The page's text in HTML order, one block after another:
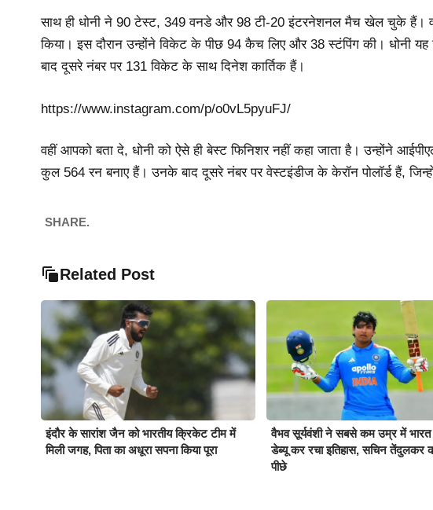
साथ ही धोनी ने 90 टेस्ट, 349 वनडे और 98 टी-20 इंटरनेशनल मैच खेल चुके हैं।
किया। इस दौरान उन्होंने विकेट के पीछ 94 कैच लिए और 38 स्टंपिंग की। धोनी
बाद दूसरे नंबर पर 131 विकेट के साथ दिनेश कार्तिक हैं।
https://www.instagram.com/p/o0vL5pyuFJ/
वहीं आपको बता दे, धोनी को ऐसे ही बेस्ट फिनिशर नहीं कहा जाता है। उन्होंने
कुल 564 रन बनाए हैं। उनके बाद दूसरे नंबर पर वेस्टइंडीज के केरॉन पोलॉर्ड हैं,
SHARE.
Related Post
इंदौर के सारांश जैन को भारतीय क्रिकेट टीम में
मिली जगह, पिता का अधूरा सपना किया पूरा
वैभव सूर्यवंशी ने सबसे कम उम्र में
डेब्यू कर रचा इतिहास, सचिन तेंदुलकर
पीछे